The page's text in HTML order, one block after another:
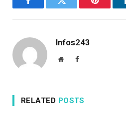
FacebookTwitter Pinterest
Infos243
WebsiteFacebook
RELATED POSTS